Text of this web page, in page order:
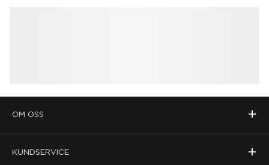
OM OSS +
KUNDSERVICE +